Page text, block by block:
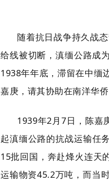
随着抗日战争持久战
给线被切断，滇缅公路成
1938年年底，滞留在中缅
嘉庚，请其协助在南洋华
1939年2月7日，陈嘉
起滇缅公路的抗战运输任
15批回国，奔赴烽火连天
运输物资45.2万吨，而当